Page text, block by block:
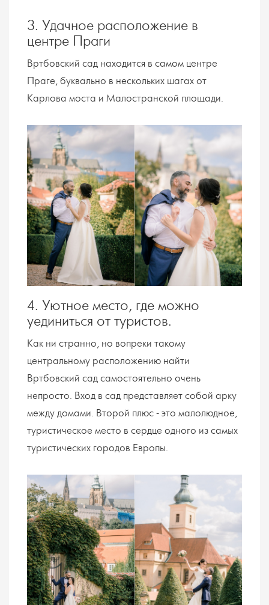
3. Удачное расположение в
центре Праги
Вртбовский сад находится в самом центре
Праге, буквально в нескольких шагах от
Карлова моста и Малостранской площади.
4. Уютное место, где можно
уединиться от туристов.
Как ни странно, но вопреки такому
центральному расположению найти
Вртбовский сад самостоятельно очень
непросто. Вход в сад представляет собой арку
между домами. Второй плюс - это малолюдное,
туристическое место в сердце одного из самых
туристических городов Европы.